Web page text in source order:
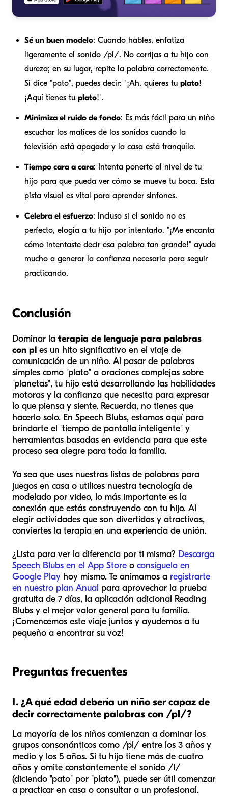
Sé un buen modelo: Cuando hables, enfatiza
ligeramente el sonido /pl/. No corrijas a tu hijo con
dureza; en su lugar, repite la palabra correctamente.
Si dice "pato", puedes decir: "¡Ah, quieres tu plato!
¡Aquí tienes tu plato!".
Minimiza el ruido de fondo: Es más fácil para un niño
escuchar los matices de los sonidos cuando la
televisión está apagada y la casa está tranquila.
Tiempo cara a cara: Intenta ponerte al nivel de tu
hijo para que pueda ver cómo se mueve tu boca. Esta
pista visual es vital para aprender sinfones.
Celebra el esfuerzo: Incluso si el sonido no es
perfecto, elogia a tu hijo por intentarlo. "¡Me encanta
cómo intentaste decir esa palabra tan grande!" ayuda
mucho a generar la confianza necesaria para seguir
practicando.
Conclusión
Dominar la terapia de lenguaje para palabras
con pl es un hito significativo en el viaje de
comunicación de un niño. Al pasar de palabras
simples como "plato" a oraciones complejas sobre
"planetas", tu hijo está desarrollando las habilidades
motoras y la confianza que necesita para expresar
lo que piensa y siente. Recuerda, no tienes que
hacerlo solo. En Speech Blubs, estamos aquí para
brindarte el "tiempo de pantalla inteligente" y
herramientas basadas en evidencia para que este
proceso sea alegre para toda la familia.
Ya sea que uses nuestras listas de palabras para
juegos en casa o utilices nuestra tecnología de
modelado por video, lo más importante es la
conexión que estás construyendo con tu hijo. Al
elegir actividades que son divertidas y atractivas,
conviertes la terapia en una experiencia de unión.
¿Lista para ver la diferencia por ti misma? Descarga
Speech Blubs en el App Store o consíguela en
Google Play hoy mismo. Te animamos a registrarte
en nuestro plan Anual para aprovechar la prueba
gratuita de 7 días, la aplicación adicional Reading
Blubs y el mejor valor general para tu familia.
¡Comencemos este viaje juntos y ayudemos a tu
pequeño a encontrar su voz!
Preguntas frecuentes
1. ¿A qué edad debería un niño ser capaz de
decir correctamente palabras con /pl/?
La mayoría de los niños comienzan a dominar los
grupos consonánticos como /pl/ entre los 3 años y
medio y los 5 años. Si tu hijo tiene más de cuatro
años y omite constantemente el sonido /l/
(diciendo "pato" por "plato"), puede ser útil comenzar
a practicar en casa o consultar a un profesional.